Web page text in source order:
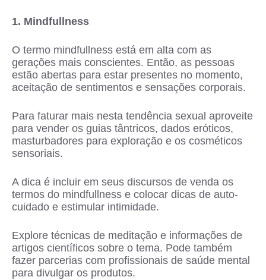
1. Mindfullness
O termo mindfullness está em alta com as
gerações mais conscientes. Então, as pessoas
estão abertas para estar presentes no momento,
aceitação de sentimentos e sensações corporais.
Para faturar mais nesta tendência sexual aproveite
para vender os guias tântricos, dados eróticos,
masturbadores para exploração e os cosméticos
sensoriais.
A dica é incluir em seus discursos de venda os
termos do mindfullness e colocar dicas de auto-
cuidado e estimular intimidade.
Explore técnicas de meditação e informações de
artigos científicos sobre o tema. Pode também
fazer parcerias com profissionais de saúde mental
para divulgar os produtos.